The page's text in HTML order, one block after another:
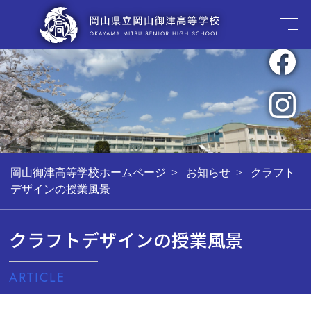
岡山御津高等学校ホームページ お知らせ
クラフト
デザインの授業風景
クラフトデザインの授業風景
ARTICLE